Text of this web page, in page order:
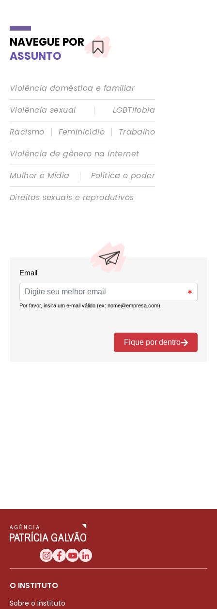
NAVEGUE POR
ASSUNTO
Violência doméstica e familiar
Violência sexual
|
LGBTIfobia
Racismo
| Feminicídio |
Trabalho
Violência de gênero na internet
Mulher e Mídia
|
Política e poder
Direitos sexuais e reprodutivos
O INSTITUTO
Sobre o Instituto